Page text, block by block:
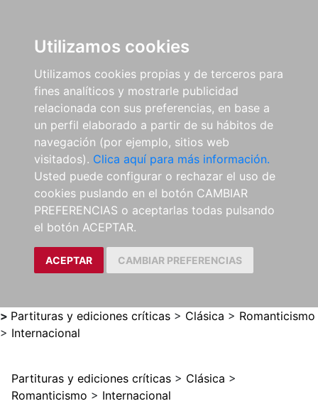
Utilizamos cookies
Utilizamos cookies propias y de terceros para
fines analíticos y mostrarle publicidad
relacionada con sus preferencias, en base a
un perfil elaborado a partir de su hábitos de
navegación (por ejemplo, sitios web
visitados). Clica aquí para más información.
Usted puede configurar o rechazar el uso de
cookies puslando en el botón CAMBIAR
PREFERENCIAS o aceptarlas todas pulsando
el botón ACEPTAR.
ACEPTAR CAMBIAR PREFERENCIAS
> Partituras y ediciones críticas > Clásica > Romanticismo
> Internacional
Partituras y ediciones críticas > Clásica >
Romanticismo > Internacional